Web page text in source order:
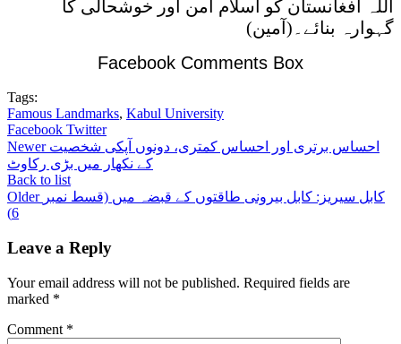
اللہ افغانستان کو اسلام امن اور خوشحالی کا
گہوارہ بنائے۔(آمین)
Facebook Comments Box
Tags:
Famous Landmarks, Kabul University
Facebook Twitter
Newer احساس برتری اور احساس کمتری، دونوں آپکی شخصیت
کے نکھار میں بڑی رکاوٹ
Back to list
Older کابل سیریز: کابل بیرونی طاقتوں کے قبضہ میں (قسط نمبر
6)
Leave a Reply
Your email address will not be published. Required fields are
marked *
Comment *